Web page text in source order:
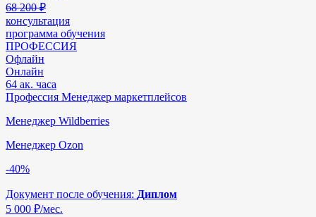
68 200 ₽
консультация
программа обучения
ПРОФЕССИЯ
Офлайн
Онлайн
64 ак. часа
Профессия Менеджер маркетплейсов
Менеджер Wildberries
Менеджер Ozon
-40%
Документ после обучения: Диплом
5 000 ₽/мес.